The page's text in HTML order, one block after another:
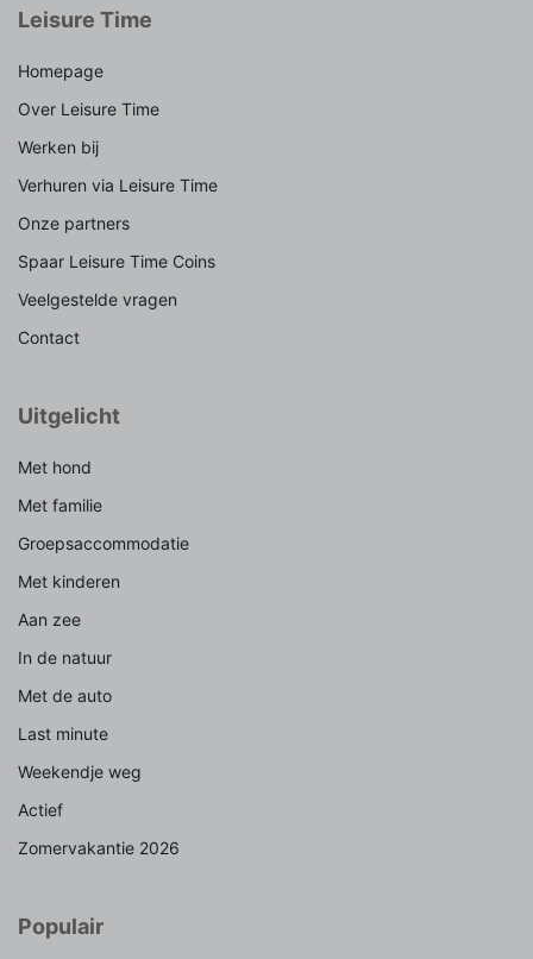
Leisure Time
Homepage
Over Leisure Time
Werken bij
Verhuren via Leisure Time
Onze partners
Spaar Leisure Time Coins
Veelgestelde vragen
Contact
Uitgelicht
Met hond
Met familie
Groepsaccommodatie
Met kinderen
Aan zee
In de natuur
Met de auto
Last minute
Weekendje weg
Actief
Zomervakantie 2026
Populair